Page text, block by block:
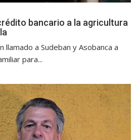
bancario a la agricultura
llamado a Sudeban y Asobanca a
para...